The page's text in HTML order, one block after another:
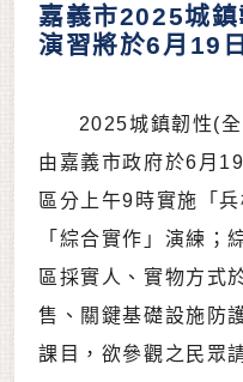
嘉義市2025城
演習將於6月19
2025城鎮韌性(全
由嘉義市政府於6月
區分上午9時實施「
「綜合實作」演練；
區採實人、實物方式
售、關鍵基礎設施防
課目，欲參觀之民眾